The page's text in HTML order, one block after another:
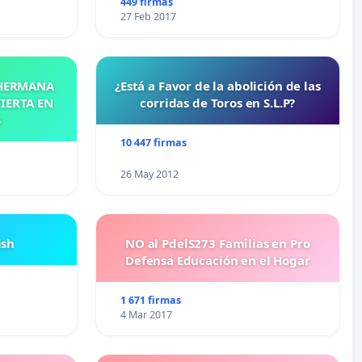
27 Feb 2017
EN
¿Está a Favor de la abolición de las
corridas de Toros en S.L.P?
10 447 firmas
26 May 2012
NO al PdelS273 Familias en Pro
Defensa Educación en el Hogar
1 671 firmas
4 Mar 2017